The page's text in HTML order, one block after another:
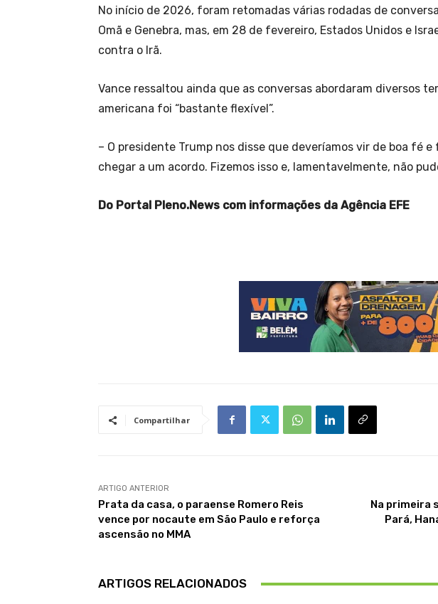
No início de 2026, foram retomadas várias rodadas de
Omã e Genebra, mas, em 28 de fevereiro, Estados Unidos e
contra o Irã.
Vance ressaltou ainda que as conversas abordaram diversos
americana foi “bastante flexível”.
– O presidente Trump nos disse que deveríamos vir de boa fé
chegar a um acordo. Fizemos isso e, lamentavelmente, não
Do Portal Pleno.News com informações da Agência EFE
Compartilhar
ARTIGO ANTERIOR
Prata da casa, o paraense Romero Reis
vence por nocaute em São Paulo e reforça
ascensão no MMA
Na primeira
Pará,
ARTIGOS RELACIONADOS